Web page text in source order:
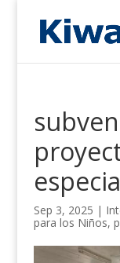
Sep 3, 2025 |
para los Niños,